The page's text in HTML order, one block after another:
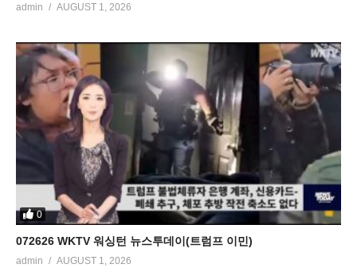
admin AUGUST 1, 2026
0
072626 WKTV 워싱턴 뉴스투데이(트럼프 이민)
admin AUGUST 1, 2026